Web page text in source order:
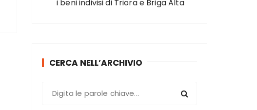
i beni indivisi di Triora e Briga Alta
CERCA NELL’ARCHIVIO